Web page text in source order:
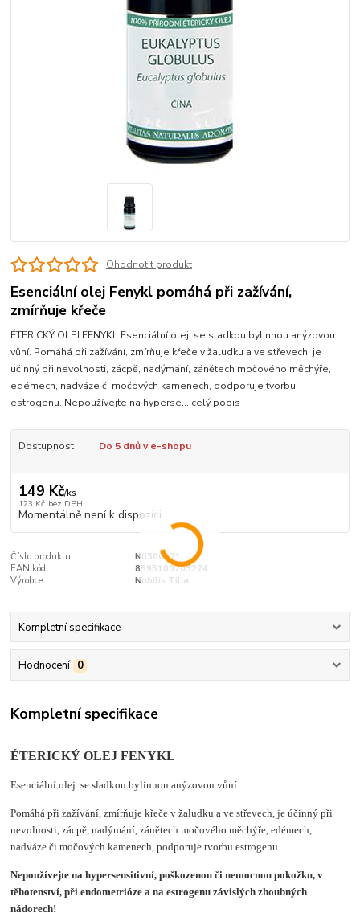
Ohodnotit produkt
Esenciální olej Fenykl pomáhá při zažívání,
zmírňuje křeče
ÉTERICKÝ OLEJ FENYKL Esenciální olej se sladkou bylinnou anýzovou
vůní. Pomáhá při zažívání, zmírňuje křeče v žaludku a ve střevech, je
účinný při nevolnosti, zácpě, nadýmání, zánětech močového měchýře,
edémech, nadváze či močových kamenech, podporuje tvorbu
estrogenu. Nepoužívejte na hyperse... celý popis
Dostupnost Do 5 dnů v e-shopu
149 Kč/ks
123 Kč bez DPH
Momentálně není k dispozici
Číslo produktu:
N0300071
EAN kód:
8595100203274
Výrobce:
Nobilis Tilia
Kompletní specifikace
Hodnocení 0
Kompletní specifikace
ÉTERICKÝ OLEJ FENYKL
Esenciální olej se sladkou bylinnou anýzovou vůní.
Pomáhá při zažívání, zmírňuje křeče v žaludku a ve střevech, je účinný při
nevolnosti, zácpě, nadýmání, zánětech močového měchýře, edémech,
nadváze či močových kamenech, podporuje tvorbu estrogenu.
Nepoužívejte na hypersensitivní, poškozenou či nemocnou pokožku, v
těhotenství, při endometrióze a na estrogenu závislých zhoubných
nádorech!